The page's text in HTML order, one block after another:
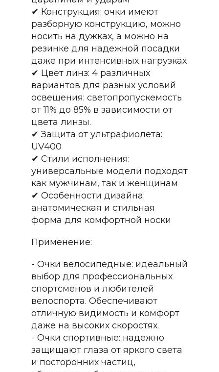
✔ Конструкция: очки имеют
разборную конструкцию, можно
носить на дужках, а можно на
резинке для надежной посадки
даже при интенсивных нагрузках
✔ Цвет линз: 4 различных
вариантов для разных условий
освещения: светопропускемость
от 11% до 85% в зависимости от
цвета линзы.
✔ Защита от ультрафиолета:
UV400
✔ Стили исполнения:
универсальные модели подходят
как мужчинам, так и женщинам
✔ Особенности дизайна:
анатомическая и стильная
форма для комфортной носки
Применение:
- Очки велосипедные: идеальный
выбор для профессиональных
спортсменов и любителей
велоспорта. Обеспечивают
отличную видимость и комфорт
даже на высоких скоростях.
- Очки спортивные: надежно
защищают глаза от яркого света
и посторонних частиц,